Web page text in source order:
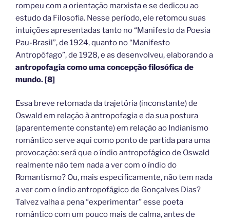
rompeu com a orientação marxista e se dedicou ao
estudo da Filosofia. Nesse período, ele retomou suas
intuições apresentadas tanto no “Manifesto da Poesia
Pau-Brasil”, de 1924, quanto no “Manifesto
Antropófago”, de 1928, e as desenvolveu, elaborando a
antropofagia como uma concepção filosófica de
mundo.[8]
Essa breve retomada da trajetória (inconstante) de
Oswald em relação à antropofagia e da sua postura
(aparentemente constante) em relação ao Indianismo
romântico serve aqui como ponto de partida para uma
provocação: será que o índio antropofágico de Oswald
realmente não tem nada a ver com o índio do
Romantismo? Ou, mais especificamente, não tem nada
a ver com o índio antropofágico de Gonçalves Dias?
Talvez valha a pena “experimentar” esse poeta
romântico com um pouco mais de calma, antes de